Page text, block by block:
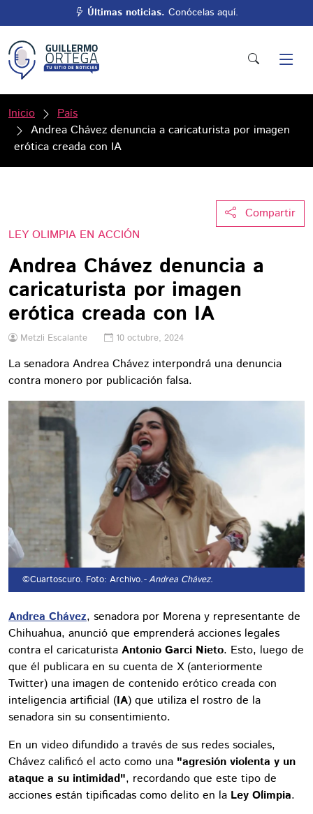
Últimas noticias. Conócelas aquí.
Inicio
País
Andrea Chávez denuncia a caricaturista por imagen
erótica creada con IA
Compartir
LEY OLIMPIA EN ACCIÓN
Andrea Chávez denuncia a
caricaturista por imagen
erótica creada con IA
Metzli Escalante 10 octubre, 2024
La senadora Andrea Chávez interpondrá una denuncia
contra monero por publicación falsa.
©Cuartoscuro. Foto: Archivo.- Andrea Chávez.
Andrea Chávez, senadora por Morena y representante de
Chihuahua, anunció que emprenderá acciones legales
contra el caricaturista Antonio Garci Nieto. Esto, luego de
que él publicara en su cuenta de X (anteriormente
Twitter) una imagen de contenido erótico creada con
inteligencia artificial (IA) que utiliza el rostro de la
senadora sin su consentimiento.
En un video difundido a través de sus redes sociales,
Chávez calificó el acto como una "agresión violenta y un
ataque a su intimidad", recordando que este tipo de
acciones están tipificadas como delito en la Ley Olimpia.